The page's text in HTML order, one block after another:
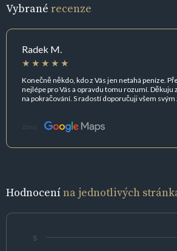
Vybrané recenze
Radek M.
Konečně někdo, kdo z Vás jen netahá peníze.
nejlépe pro Vás a opravdu tomu rozumí. Děkuju
na pokračování. S radostí doporučuji všem svým
Zdroj:
Hodnocenína jednotlivých
5